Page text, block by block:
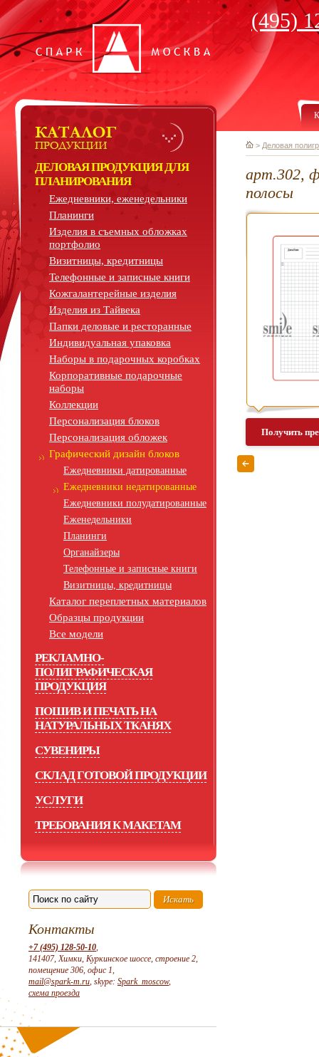
(495)
ДЕЛОВАЯ ПРОДУКЦИЯ ДЛЯ
ПЛАНИРОВАНИЯ
Ежедневники, еженедельники
Планинги
Изделия в съемных обложках
портфолио
Визитницы, кредитницы
Телефонные и записные книги
Кожгалантерейные изделия
Изделия из Тайвека
Папки деловые и ресторанные
Индивидуальная упаковка
Наборы в подарочных коробках
Корпоративные подарочные
наборы
Коллекции
Персонализация блоков
Персонализация обложек
Графический дизайн блоков
Ежедневники датированные
Ежедневники недатированные
Ежедневники полудатированные
Еженедельники
Планинги
Органайзеры
Телефонные и записные книги
Визитницы, кредитницы
Каталог переплетных материалов
Образцы продукции
Все модели
РЕКЛАМНО-
ПОЛИГРАФИЧЕСКАЯ
ПРОДУКЦИЯ
ПОШИВ И ПЕЧАТЬ НА
НАТУРАЛЬНЫХ ТКАНЯХ
СУВЕНИРЫ
СКЛАД ГОТОВОЙ ПРОДУКЦИИ
УСЛУГИ
ТРЕБОВАНИЯ К МАКЕТАМ
Контакты
+7 (495) 128-50-10,
141407, Химки, Куркинское шоссе, строение 2,
помещение 306, офис 1,
mail@spark-m.ru, skype: Spark_moscow,
схема проезда
> Деловая
арт.302,
полосы
Получить